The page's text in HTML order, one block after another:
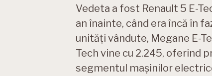
Vedeta a fost Renault 5 E-
an înainte, când era încă în
unități vândute, Megane E-
Tech vine cu 2.245, oferind
segmentul mașinilor